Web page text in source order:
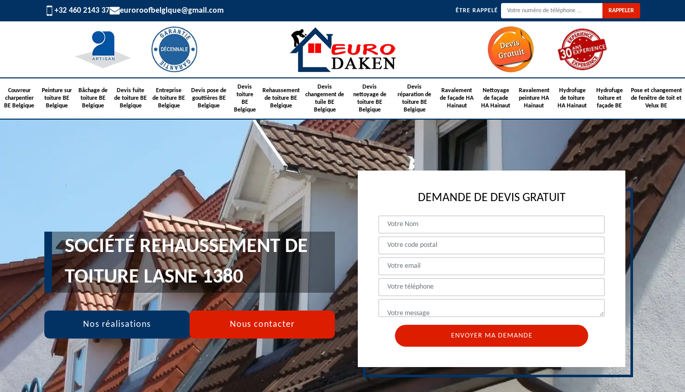
+32 460 2143 37 euroroofbelgique@gmail.com ÊTRE RAPPELÉ
Couvreur
charpentier
BE Belgique
Peinture sur
toiture BE
Belgique
Bâchage de
toiture BE
Belgique
Devis fuite
de toiture BE
Belgique
Entreprise
de toiture BE
Belgique
Devis pose de
gouttières BE
Belgique
Devis
toiture
BE
Belgique
Rehaussement
de toiture BE
Belgique
Devis
changement de
tuile BE
Belgique
Devis
nettoyage de
toiture BE
Belgique
Devis
réparation de
toiture BE
Belgique
Ravalement
de façade HA
Hainaut
Nettoyage
de façade
HA Hainaut
Ravalement
peinture HA
Hainaut
Hydrofuge
de toiture
HA Hainaut
Hydrofuge
toiture et
façade BE
Pose et changement
de fenêtre de toit et
Velux BE
SOCIÉTÉ REHAUSSEMENT DE
TOITURE LASNE 1380
Nos réalisations Nous contacter
DEMANDE DE DEVIS GRATUIT